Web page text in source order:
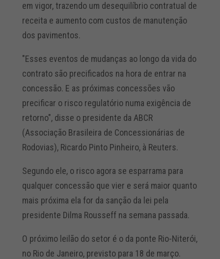
em vigor, trazendo um desequilíbrio contratual de
receita e aumento com custos de manutenção
dos pavimentos.
"Esses eventos de mudanças ao longo da vida do
contrato são precificados na hora de entrar na
concessão. E as próximas concessões vão
precificar o risco regulatório numa exigência de
retorno", disse o presidente da ABCR
(Associação Brasileira de Concessionárias de
Rodovias), Ricardo Pinto Pinheiro, à Reuters.
Segundo ele, o risco agora se esparrama para
qualquer concessão que vier e será maior quanto
mais próxima ela for da sanção da lei pela
presidente Dilma Rousseff na semana passada.
O próximo leilão do setor é o da ponte Rio-Niterói,
no Rio de Janeiro, previsto para 18 de março.